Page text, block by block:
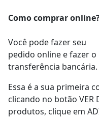
Como comprar
Você pode fazer seu
pedido online e fazer
transferência bancária.
Essa é a sua primeira
clicando no botão VER
produtos, clique em